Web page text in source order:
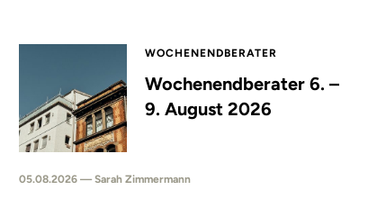
WOCHENENDBERATER
Wochenendberater 6. –
9. August 2026
05.08.2026 — Sarah Zimmermann